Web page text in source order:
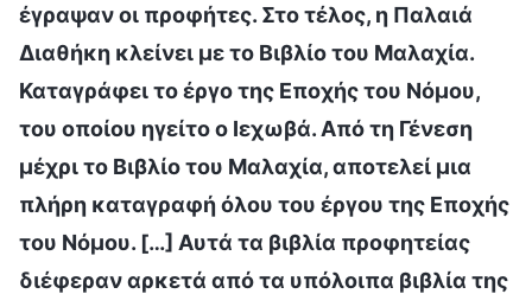
έγραψαν οι προφήτες. Στο τέλος, η Παλαιά
Διαθήκη κλείνει με το Βιβλίο του Μαλαχία.
Καταγράφει το έργο της Εποχής του Νόμου,
του οποίου ηγείτο ο Ιεχωβά. Από τη Γένεση
μέχρι το Βιβλίο του Μαλαχία, αποτελεί μια
πλήρη καταγραφή όλου του έργου της Εποχής
του Νόμου. […] Αυτά τα βιβλία προφητείας
διέφεραν αρκετά από τα υπόλοιπα βιβλία της